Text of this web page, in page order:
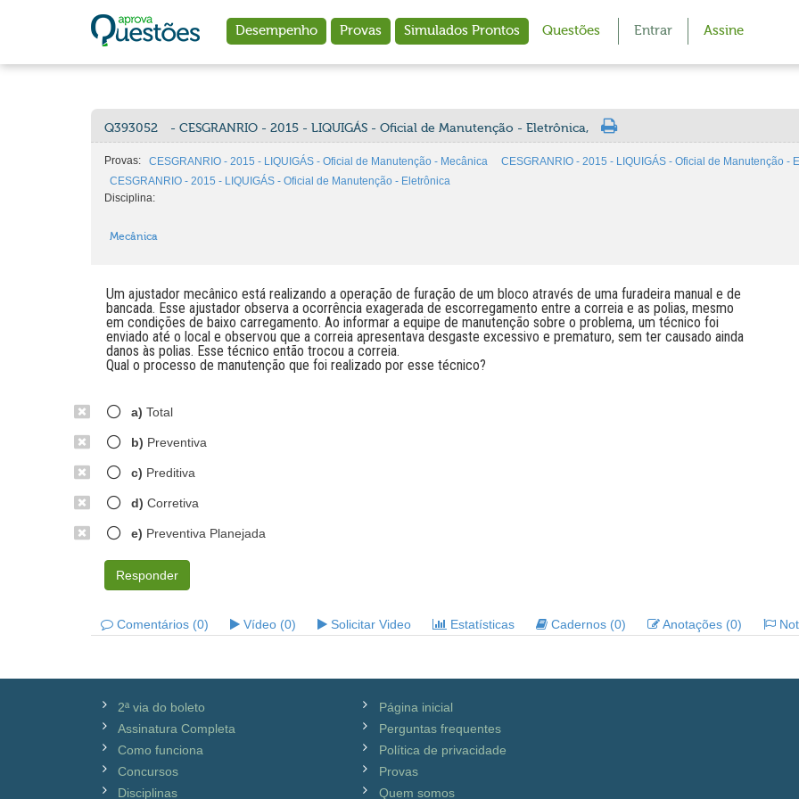
Desempenho Provas Simulados Prontos Questões Entrar Assine
Q393052 - CESGRANRIO - 2015 - LIQUIGÁS - Oficial de Manutenção - Eletrônica,
Provas: CESGRANRIO - 2015 - LIQUIGÁS - Oficial de Manutenção - Mecânica
CESGRANRIO - 2015 - LIQUIGÁS - Oficial de Manutenção -
CESGRANRIO - 2015 - LIQUIGÁS - Oficial de Manutenção - Eletrônica
Disciplina:
Mecânica
Um ajustador mecânico está realizando a operação de furação de um bloco através de uma furadeira manual e de
bancada. Esse ajustador observa a ocorrência exagerada de escorregamento entre a correia e as polias, mesmo
em condições de baixo carregamento. Ao informar a equipe de manutenção sobre o problema, um técnico foi
enviado até o local e observou que a correia apresentava desgaste excessivo e prematuro, sem ter causado ainda
danos às polias. Esse técnico então trocou a correia.
Qual o processo de manutenção que foi realizado por esse técnico?
a) Total
b) Preventiva
c) Preditiva
d) Corretiva
e) Preventiva Planejada
Responder
Comentários (0) Vídeo (0) Solicitar Video Estatísticas Cadernos (0) Anotações (0)
2ª via do boleto
Assinatura Completa
Como funciona
Concursos
Disciplinas
Página inicial
Perguntas frequentes
Política de privacidade
Provas
Quem somos